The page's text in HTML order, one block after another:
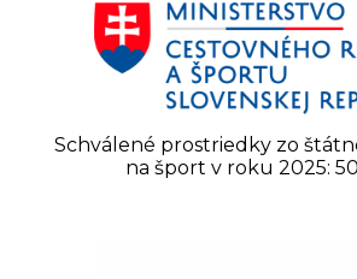
Schválené prostriedky zo
na šport v roku 2025: